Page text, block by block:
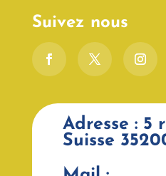
Suivez nous
Adresse : 5
Suisse